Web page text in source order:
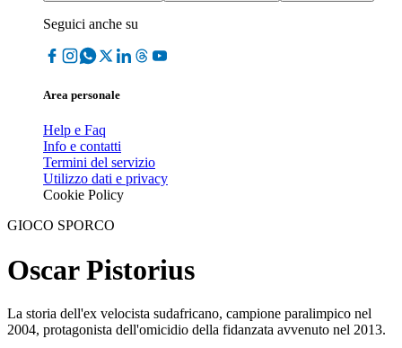
Seguici anche su
Area personale
Help e Faq
Info e contatti
Termini del servizio
Utilizzo dati e privacy
Cookie Policy
GIOCO SPORCO
Oscar Pistorius
La storia dell'ex velocista sudafricano, campione paralimpico nel
2004, protagonista dell'omicidio della fidanzata avvenuto nel 2013.